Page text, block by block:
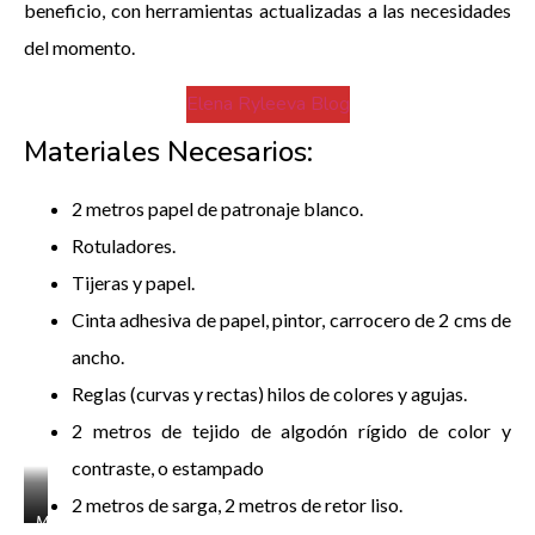
beneficio, con herramientas actualizadas a las necesidades
del momento.
Elena Ryleeva Blog
Materiales Necesarios:
2 metros papel de patronaje blanco.
Rotuladores.
Tijeras y papel.
Cinta adhesiva de papel, pintor, carrocero de 2 cms de
ancho.
Reglas (curvas y rectas) hilos de colores y agujas.
2 metros de tejido de algodón rígido de color y
contraste, o estampado
2 metros de sarga, 2 metros de retor liso.
Making
Making